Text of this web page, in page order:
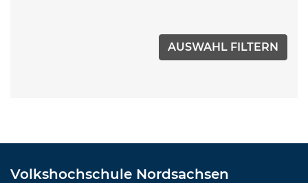
Volkshochschule Nordsachsen